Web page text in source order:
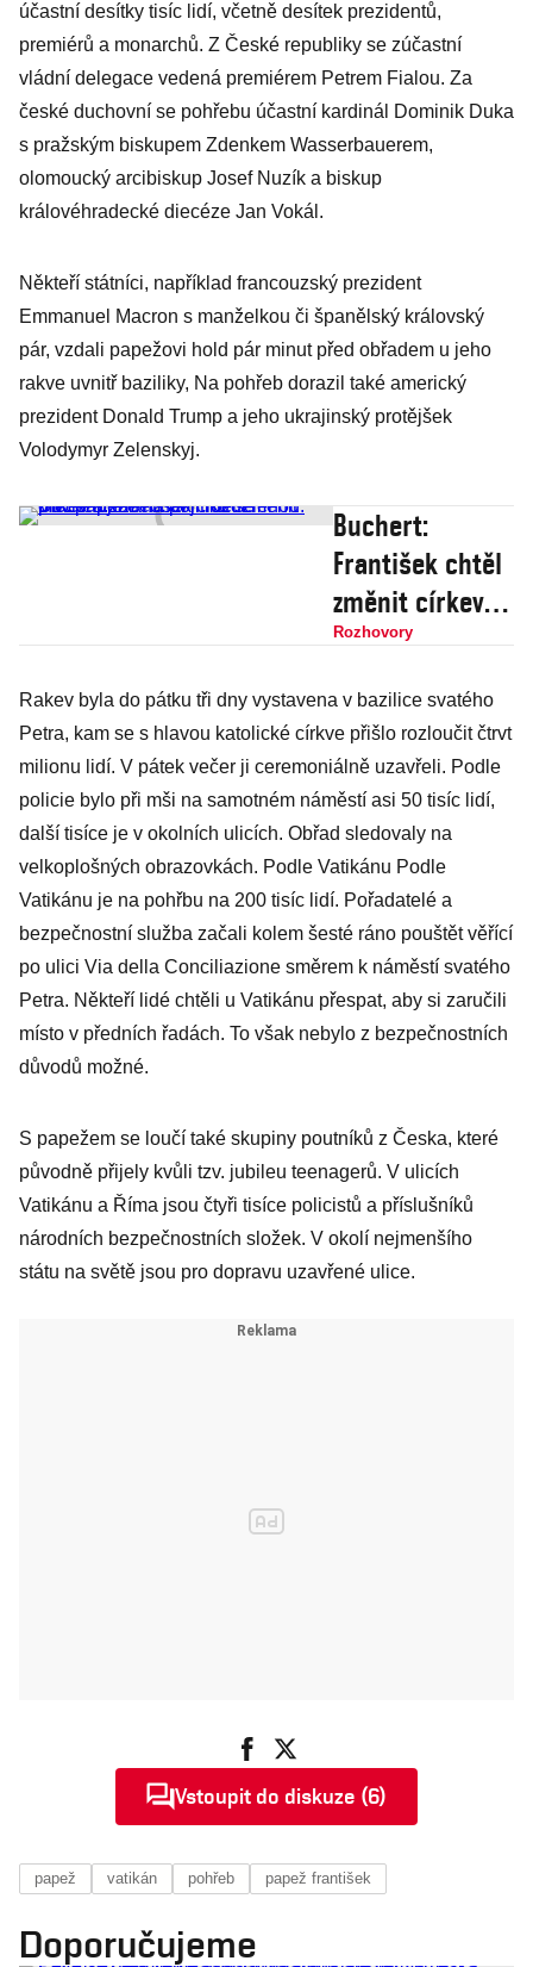
účastní desítky tisíc lidí, včetně desítek prezidentů,
premiérů a monarchů. Z České republiky se zúčastní
vládní delegace vedená premiérem Petrem Fialou. Za
české duchovní se pohřebu účastní kardinál Dominik Duka
s pražským biskupem Zdenkem Wasserbauerem,
olomoucký arcibiskup Josef Nuzík a biskup
královéhradecké diecéze Jan Vokál.
Někteří státníci, například francouzský prezident
Emmanuel Macron s manželkou či španělský královský
pár, vzdali papežovi hold pár minut před obřadem u jeho
rakve uvnitř baziliky, Na pohřeb dorazil také americký
prezident Donald Trump a jeho ukrajinský protějšek
Volodymyr Zelenskyj.
Buchert:
František chtěl
změnit církev a
zanechal ji
papeže na
politiku se
přeceňuje
Rozhovory
Rakev byla do pátku tři dny vystavena v bazilice svatého
Petra, kam se s hlavou katolické církve přišlo rozloučit čtrvt
milionu lidí. V pátek večer ji ceremoniálně uzavřeli. Podle
policie bylo při mši na samotném náměstí asi 50 tisíc lidí,
další tisíce je v okolních ulicích. Obřad sledovaly na
velkoplošných obrazovkách. Podle Vatikánu Podle
Vatikánu je na pohřbu na 200 tisíc lidí. Pořadatelé a
bezpečnostní služba začali kolem šesté ráno pouštět věřící
po ulici Via della Conciliazione směrem k náměstí svatého
Petra. Někteří lidé chtěli u Vatikánu přespat, aby si zaručili
místo v předních řadách. To však nebylo z bezpečnostních
důvodů možné.
S papežem se loučí také skupiny poutníků z Česka, které
původně přijely kvůli tzv. jubileu teenagerů. V ulicích
Vatikánu a Říma jsou čtyři tisíce policistů a příslušníků
národních bezpečnostních složek. V okolí nejmenšího
státu na světě jsou pro dopravu uzavřené ulice.
Vstoupit do diskuze (6)
papež vatikán pohřeb papež františek
Doporučujeme